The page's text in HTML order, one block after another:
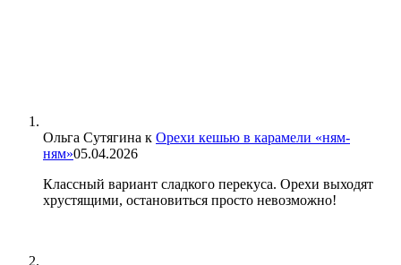
Ольга Сутягина к Орехи кешью в карамели «ням-
ням»05.04.2026
Классный вариант сладкого перекуса. Орехи выходят
хрустящими, остановиться просто невозможно!